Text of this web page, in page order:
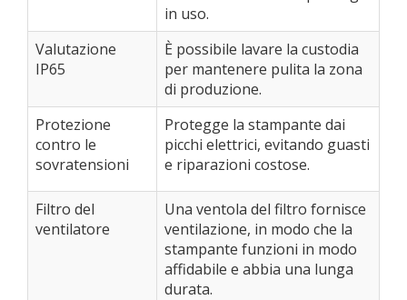
in uso.
Valutazione
IP65
È possibile lavare la custodia
per mantenere pulita la zona
di produzione.
Protezione
contro le
sovratensioni
Protegge la stampante dai
picchi elettrici, evitando guasti
e riparazioni costose.
Filtro del
ventilatore
Una ventola del filtro fornisce
ventilazione, in modo che la
stampante funzioni in modo
affidabile e abbia una lunga
durata.